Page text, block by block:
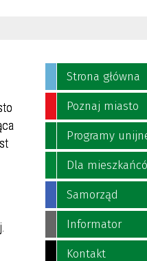
Strona główna
Poznaj miasto
Programy
Dla
Samorząd
Informator
Kontakt